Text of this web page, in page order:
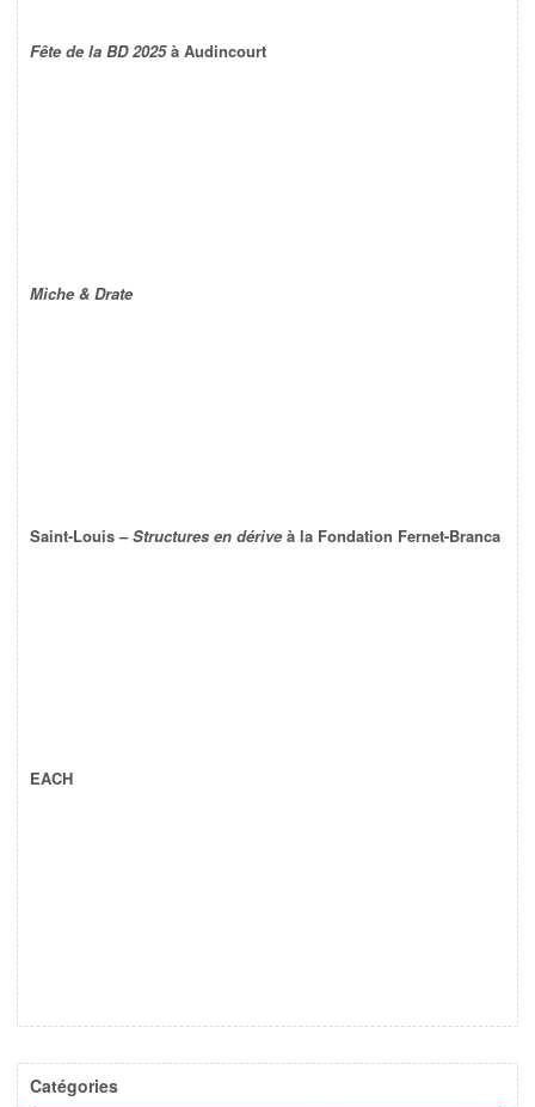
Fête de la BD 2025à Audincourt
Miche & Drate
Saint-Louis –Structures en dérive à la Fondation Fernet-Branca
EACH
Catégories